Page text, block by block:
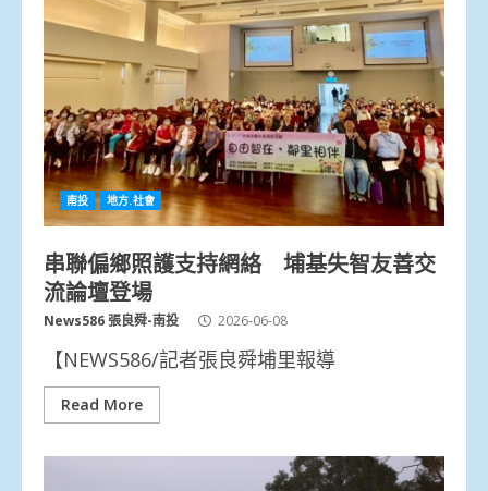
南投 地方.社會
串聯偏鄉照護支持網絡 埔基失智友善交
流論壇登場
News586 張良舜-南投 2026-06-08
【NEWS586/記者張良舜埔里報導
Read More